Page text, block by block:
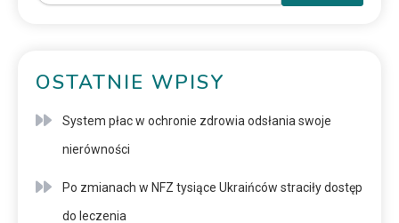
OSTATNIE WPISY
System płac w ochronie zdrowia odsłania swoje
nierówności
Po zmianach w NFZ tysiące Ukraińców straciły dostęp
do leczenia